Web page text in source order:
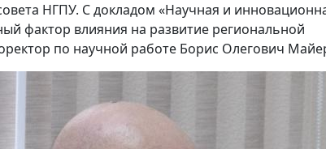
НГПУ. С докладом «Научная и
фактор влияния на развитие региональной
по научной работе Борис Олегович